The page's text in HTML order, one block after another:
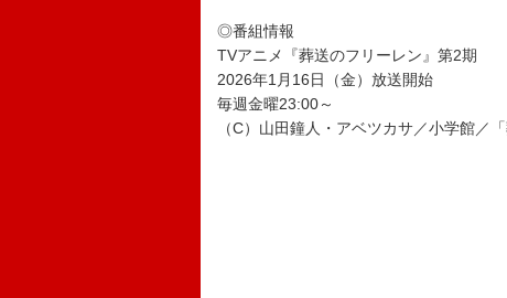
◎番組情報
TVアニメ『葬送のフリーレン』第2期
2026年1月16日（金）放送開始
毎週金曜23:00～
（C）山田鐘人・アベツカサ／小学館／